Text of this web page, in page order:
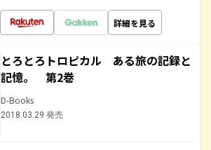
詳細を見る
とろとろトロピカル ある旅の記録と
記憶。 第2巻
D-Books
2018.03.29 発売